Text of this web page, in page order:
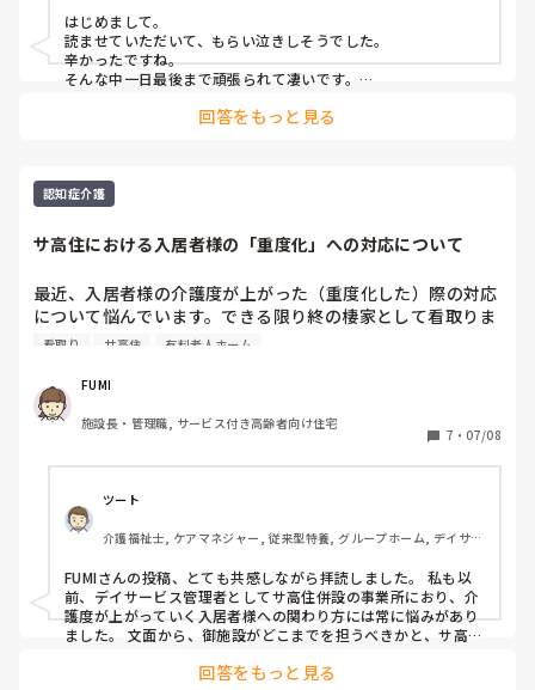
また明後日か
に、何で16時過ぎ上がりなの。何考えんてんだよ。ちゃんと
考えてやりなさいよ」と大きな声で怒鳴ら、それが職員トイ
レまで聞こえたのか、トイレから出てきた同僚のSさんが
思わず、もうメンタルがもたないと言い風呂場へ戻り、脱衣
って飲んでください。それでは上がります」と。
最後の１人の利用者様を２人介助で臥床しケアステに戻る
と、勤務上がりの介護リーダーと異動してきたスタッフ(ベ
テラン)さんから「お風呂お疲れ様。ありがとうね」と言わ
れ、思わず我慢していた涙が溢れてしまい泣きながら「ごめ
んなさい。お風呂終わるのおそくなってしまい‥」と泣きな
がら謝罪すると２人ともびっくりしながらどうしたの?と
自分のせいで看取りの利用者様と皮膚弱い利用者様の剥離の
われ)泣きながら伝えると介護リーダーが「あれはゆずさん
じゃないよ。もうすでにお風呂でできていたんだし、ゆずさ
んじゃないよ。ゆずさんが起こしたときじゃないよ。大丈夫
だよ。胃ろう組の件で言われたこと?どうしたの?いつもなら
っただけだよ」と
でも私は涙が止まらず、「自分が上手く考えて行動できてな
ちんと泣いて反省できてるんだから真面目なんだね。誰も責
めたりしないよ。」と
異動スタッフが「お風呂ってそんなに時間かかるの?」と
介護リーダー「今日のメンバーは多い。今は入院者がいない
けど、いたら１０人。いなくて９人」と
はじめまして。
読ませていただいて、もらい泣きしそうでした。
辛かったですね。
そんな中一日最後まで頑張られて凄いです。
ます。
それが、一番の評価です。と言ってる私も、今までの介護とは
違う未経験の介護にチャレンジしますが、頑張らなきゃ！で
す。お互い頑張りましょうね。
回答をもっと見る
認知症介護
サ高住における入居者様の「重度化」への対応について
最近、入居者様の介護度が上がった（重度化した）際の対応
について悩んでいます。できる限り終の棲家として看取りま
で対応したい思いもありますが、人員体制や夜間の医療連
との兼ね合いで葛藤があります。
みなさんの施設では、どの程度の介護度まで受け入れていま
すか？また、重度化に対応するために工夫している医療機関
す。
看取り サ高住 有料老人ホーム
FUMI
施設長・管理職, サービス付き高齢者向け住宅
7 ・ 07/08
ツート
介護福祉士, ケアマネジャー, 従来型特養, グループホーム, デイサー
FUMIさんの投稿、とても共感しながら拝読しました。 私も以
前、デイサービス管理者としてサ高住併設の事業所におり、介
護度が上がっていく入居者様への関わり方には常に悩みがあり
ました。 文面から、御施設がどこまでを担うべきかと、サ高住
わってきました。安全や健康との兼ね合いもありますから
回答をもっと見る